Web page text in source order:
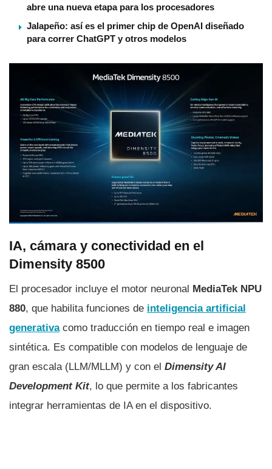
abre una nueva etapa para los procesadores
Jalapeño: así es el primer chip de OpenAI diseñado
para correr ChatGPT y otros modelos
IA, cámara y conectividad en el
Dimensity 8500
El procesador incluye el motor neuronal MediaTek NPU
880, que habilita funciones de inteligencia artificial
generativacomo traducción en tiempo real e imagen
sintética. Es compatible con modelos de lenguaje de
gran escala (LLM/MLLM) y con el Dimensity AI
Development Kit, lo que permite a los fabricantes
integrar herramientas de IA en el dispositivo.